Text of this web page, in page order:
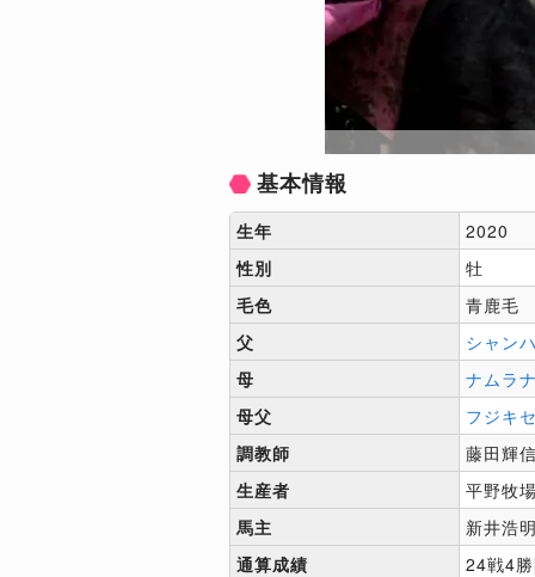
基本情報
生年
2020
性別
牡
毛色
青鹿毛
父
シャン
母
ナムラ
母父
フジキ
調教師
藤田輝信
生産者
平野牧場
馬主
新井浩明
通算成績
24戦4